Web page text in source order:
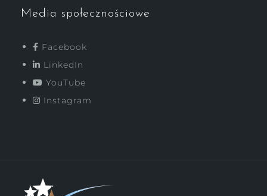
Media społecznościowe
Facebook
LinkedIn
YouTube
Instagram